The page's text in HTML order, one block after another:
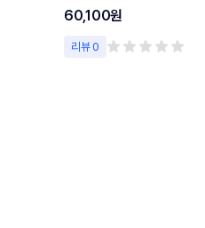
60,100원
리뷰 0